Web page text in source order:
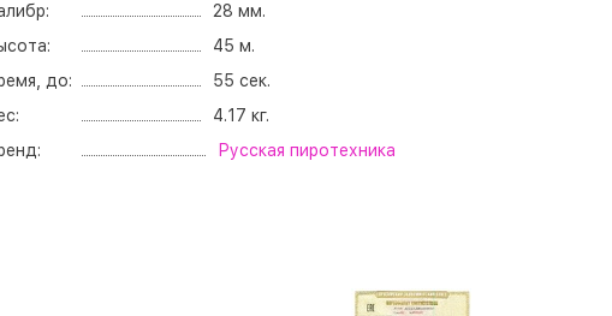
28 мм.
45 м.
до:
55 сек.
4.17 кг.
Русская пиротехника